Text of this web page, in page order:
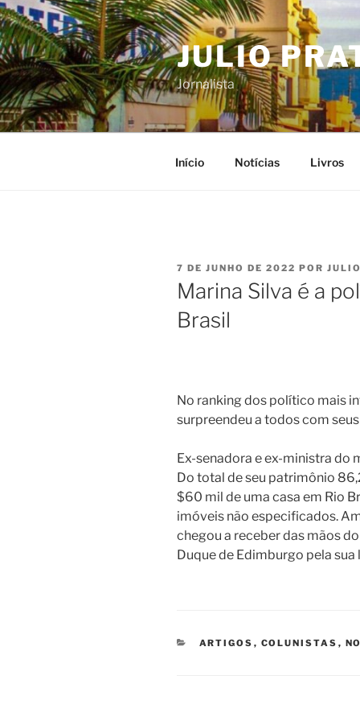
Pular
para
o
conteúdo
JULIO
Jornalista
Início Notícias Livros
PUBLICADO
EM
7 DE JUNHO DE 2022 POR
Marina Silva é a
Brasil
No ranking dos político mais
surpreendeu a todos com
Ex-senadora e ex-ministra do
Do total de seu patrimônio
$60 mil de uma casa em Rio
imóveis não especificados.
chegou a receber das mãos
Duque de Edimburgo pela
CATEGORIAS
ARTIGOS , COLUNISTAS ,